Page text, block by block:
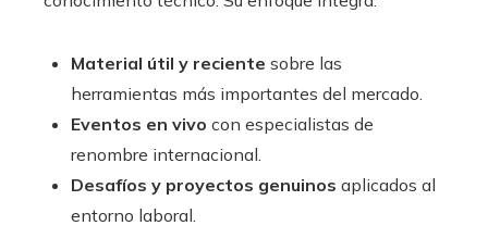
Material útil y reciente sobre las
herramientas más importantes del mercado.
Eventos en vivo con especialistas de
renombre internacional.
Desafíos y proyectos genuinos aplicados al
entorno laboral.